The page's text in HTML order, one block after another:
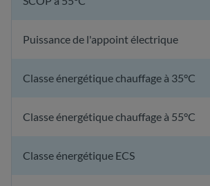
Puissance de l'appoint électrique
Classe énergétique chauffage à 35°C
Classe énergétique chauffage à 55°C
Classe énergétique ECS